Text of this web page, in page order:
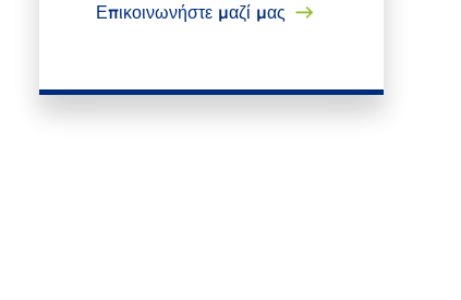
Επικοινωνήστε μαζί μας